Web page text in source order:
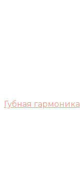
Губная гармоника